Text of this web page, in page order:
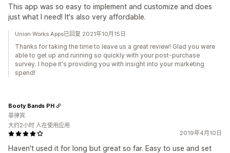
This app was so easy to implement and customize and does
just what I need! It's also very affordable.
Union Works Apps已回复 2021年10月15日
Thanks for taking the time to leave us a great review! Glad you were
able to get up and running so quickly with your post-purchase
survey. I hope it's providing you with insight into your marketing
spend!
2019年4月10日
Haven't used it for long but great so far. Easy to use and set
Booty Bands PH
菲律宾
大约2小时 人在使用应用